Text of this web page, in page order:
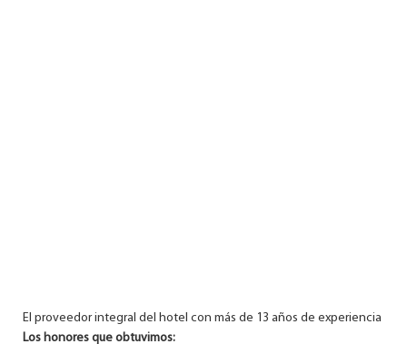
El proveedor integral del hotel con más de 13 años de experiencia en
Los honores que obtuvimos: